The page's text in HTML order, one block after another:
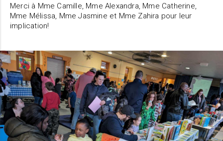
Merci à Mme Camille, Mme Alexandra, Mme Catherine,
Mme Mélissa, Mme Jasmine et Mme Zahira pour leur
implication!